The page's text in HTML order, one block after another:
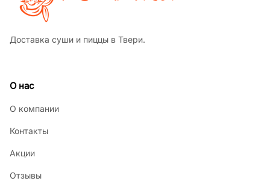
Доставка суши и пиццы в Твери.
О нас
О компании
Контакты
Акции
Отзывы